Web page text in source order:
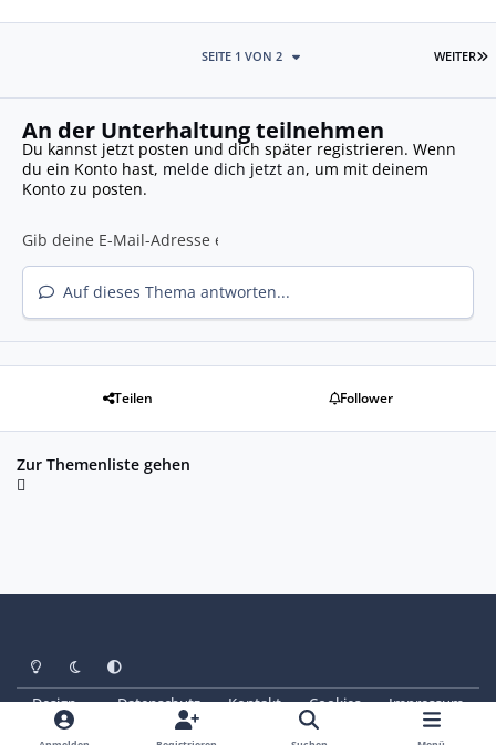
WEITER
SEITE 1 VON 2
An der Unterhaltung teilnehmen
Du kannst jetzt posten und dich später registrieren. Wenn
du ein Konto hast, melde dich jetzt an, um mit deinem
Konto zu posten.
Auf dieses Thema antworten...
Teilen Follower
Zur Themenliste gehen
Heller ModusDunkler Modus
Systemeinstellung
Design Datenschutz Kontakt Cookies
Impressum
© Copyright 2025 - SAABoteure e. V.
Powered by Invision Community